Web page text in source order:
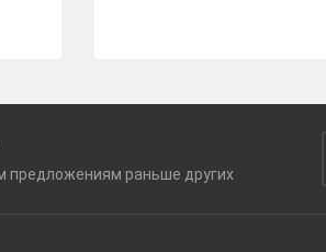
предложениям раньше других